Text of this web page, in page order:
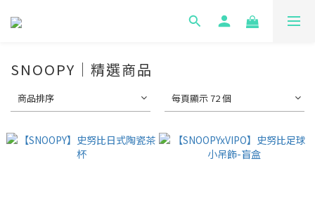
SNOOPY｜精選商品
商品排序 每頁顯示 72 個